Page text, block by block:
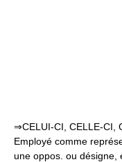
⇒CELUI-CI, CELLE-CI,
Employé comme
une oppos. ou désigne,